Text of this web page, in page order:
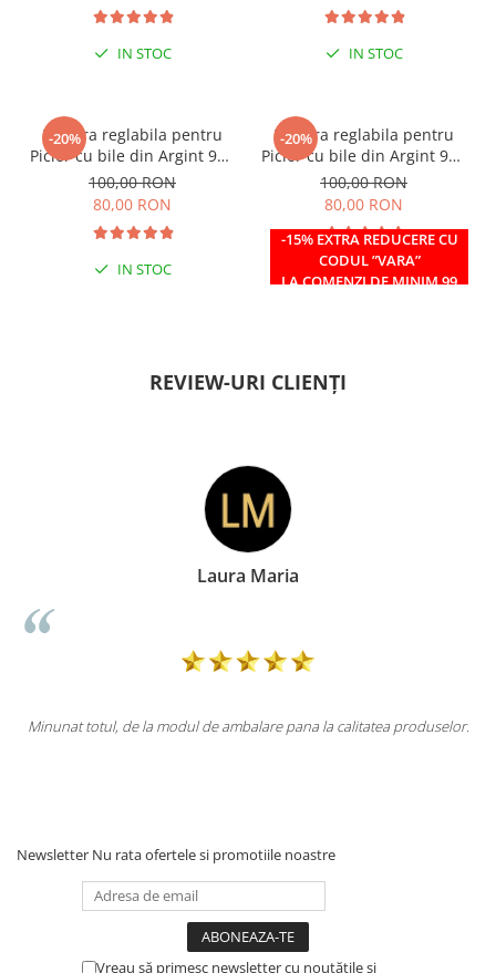
IN STOC IN STOC
-20%
Bratara reglabila pentru
Picior cu bile din Argint 925
si margele Miyuki rosii
100,00 RON
80,00 RON
IN STOC
-20%
-15% EXTRA REDUCERE CU
CODUL ”VARA”
LA COMENZI DE MINIM 99
Bratara reglabila pentru
Picior cu bile din Argint 925
si margele Miyuki verzi
100,00 RON
80,00 RON
IN STOC
REVIEW-URI CLIENȚI
la calitatea produselor.
Totul la superlativ! Produsul, fix
Newsletter Nu rata ofertele si promotiile noastre
Vreau să primesc newsletter cu noutățile și